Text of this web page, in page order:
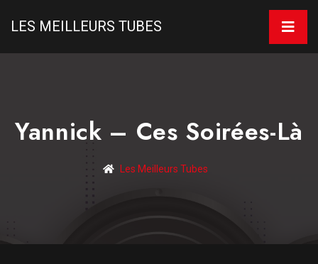
LES MEILLEURS TUBES
Yannick – Ces Soirées-Là
Les Meilleurs Tubes